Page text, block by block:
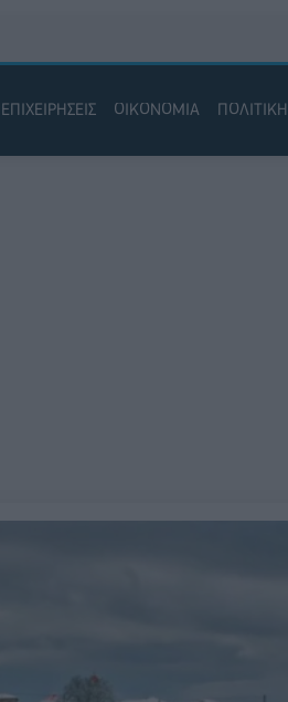
ΕΠΙΧΕΙΡΗΣΕΙΣ ΟΙΚΟΝΟΜΙΑ ΠΟΛΙΤΙΚΗ